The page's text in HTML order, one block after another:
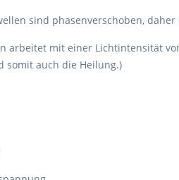
sind phasenverschoben,
arbeitet mit einer Lichtintensität
somit auch die Heilung.)